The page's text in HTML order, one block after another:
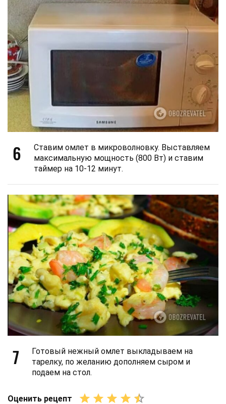
6
Ставим омлет в микроволновку. Выставляем
максимальную мощность (800 Вт) и ставим
таймер на 10-12 минут.
7
Готовый нежный омлет выкладываем на
тарелку, по желанию дополняем сыром и
подаем на стол.
Оценить рецепт